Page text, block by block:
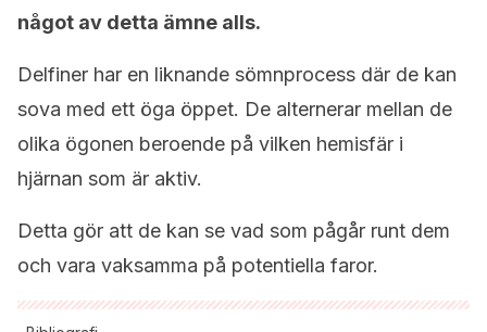
något av detta ämne alls.
Delfiner har en liknande sömnprocess där de kan
sova med ett öga öppet. De alternerar mellan de
olika ögonen beroende på vilken hemisfär i
hjärnan som är aktiv.
Detta gör att de kan se vad som pågår runt dem
och vara vaksamma på potentiella faror.